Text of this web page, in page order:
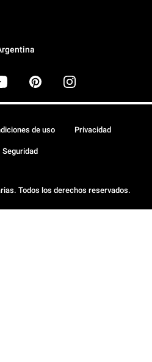
Todos los derechos reservados.
de uso Privacidad
Seguridad